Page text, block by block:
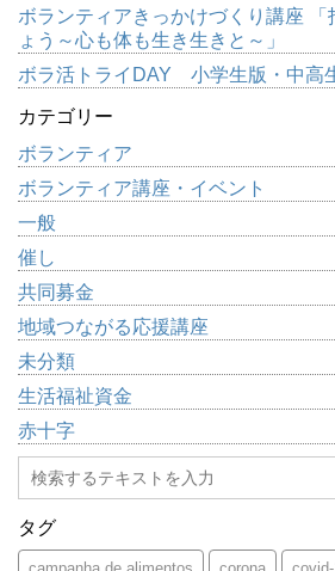
ボランティアきっかけづくり講座 「
ょう～心も体も生き生きと～」
ボラ活トライDAY 小学生版・中高
カテゴリー
ボランティア
ボランティア講座・イベント
一般
催し
共同募金
地域つながる応援講座
未分類
生活福祉資金
赤十字
タグ